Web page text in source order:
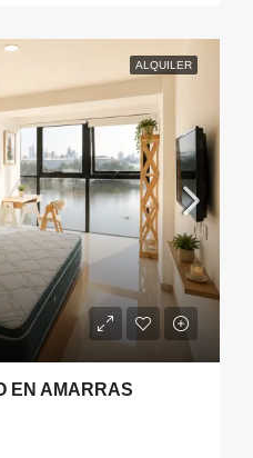
ALQUILER
EN AMARRAS